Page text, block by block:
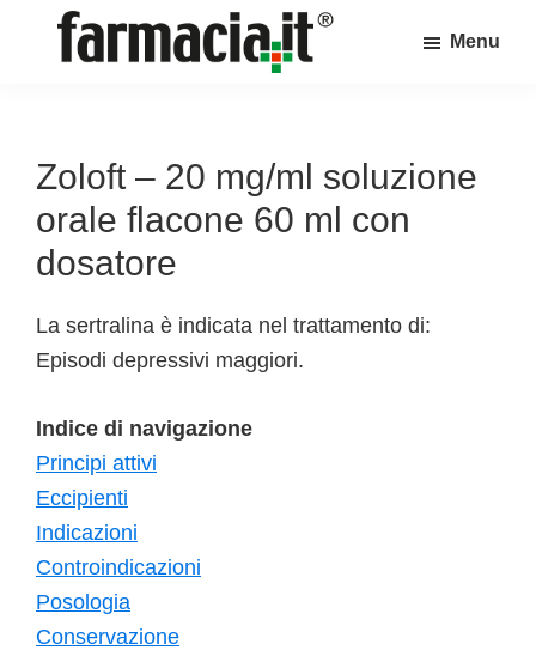
sul
mondo
della
farmacia
Menu
Zoloft – 20 mg/ml soluzione
orale flacone 60 ml con
dosatore
La sertralina è indicata nel trattamento di:
Episodi depressivi maggiori.
Indice di navigazione
Principi attivi
Eccipienti
Indicazioni
Controindicazioni
Posologia
Conservazione